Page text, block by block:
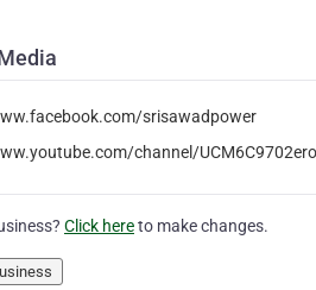
srisawadpower
channel/
Click hereto make changes.